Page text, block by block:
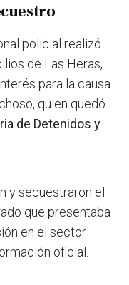
policial realizó
de Las Heras,
para la causa
quien quedó
de Detenidos y
y secuestraron el
que presentaba
en el sector
oficial.